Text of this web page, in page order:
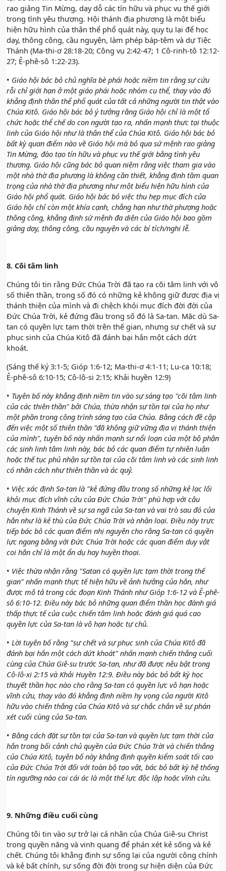
rao giảng Tin Mừng, dạy dỗ các tín hữu và phục vụ thế giới
trong tình yêu thương. Hội thánh địa phương là một biểu
hiện hữu hình của thân thể phổ quát này, quy tụ lại để học
dạy, thông công, cầu nguyện, làm phép báp-têm và dự Tiệc
Thánh (Ma-thi-ơ 28:18-20; Công vụ 2:42-47; 1 Cô-rinh-tô 12:12-
27; Ê-phê-sô 1:22-23).
• Giáo hội bác bỏ chủ nghĩa bè phái hoặc niềm tin rằng sự cứu
rỗi chỉ giới hạn ở một giáo phái hoặc nhóm cụ thể, thay vào đó
khẳng định thân thể phổ quát của tất cả những người tin thật vào
Chúa Kitô. Giáo hội bác bỏ ý tưởng rằng Giáo hội chỉ là một tổ
chức hoặc thể chế do con người tạo ra, nhấn mạnh thực tại thuộc
linh của Giáo hội như là thân thể của Chúa Kitô. Giáo hội bác bỏ
bất kỳ quan điểm nào về Giáo hội mà bỏ qua sứ mệnh rao giảng
Tin Mừng, đào tạo tín hữu và phục vụ thế giới bằng tình yêu
thương. Giáo hội cũng bác bỏ quan niệm rằng việc tham gia vào
một nhà thờ địa phương là không cần thiết, khẳng định tầm quan
trọng của nhà thờ địa phương như một biểu hiện hữu hình của
Giáo hội phổ quát. Giáo hội bác bỏ việc thu hẹp mục đích của
Giáo hội chỉ còn một khía cạnh, chẳng hạn như thờ phượng hoặc
thông công, khẳng định sứ mệnh đa diện của Giáo hội bao gồm
giảng dạy, thông công, cầu nguyện và các bí tích/nghi lễ.
8. Cõi tâm linh
Chúng tôi tin rằng Đức Chúa Trời đã tạo ra cõi tâm linh với vô
số thiên thần, trong số đó có những kẻ không giữ được địa vị
thánh thiện của mình và đi chệch khỏi mục đích đời đời của
Đức Chúa Trời, kẻ đứng đầu trong số đó là Sa-tan. Mặc dù Sa-
tan có quyền lực tạm thời trên thế gian, nhưng sự chết và sự
phục sinh của Chúa Kitô đã đánh bại hắn một cách dứt
khoát.
(Sáng thế ký 3:1-5; Gióp 1:6-12; Ma-thi-ơ 4:1-11; Lu-ca 10:18;
Ê-phê-sô 6:10-15; Cô-lô-si 2:15; Khải huyền 12:9)
• Tuyên bố này khẳng định niềm tin vào sự sáng tạo "cõi tâm linh
của các thiên thần" bởi Chúa, thừa nhận sự tồn tại của họ như
một phần trong công trình sáng tạo của Chúa. Bằng cách đề cập
đến việc một số thiên thần "đã không giữ vững địa vị thánh thiện
của mình", tuyên bố này nhấn mạnh sự nổi loạn của một bộ phận
các sinh linh tâm linh này, bác bỏ các quan điểm tự nhiên luận
hoặc thế tục phủ nhận sự tồn tại của cõi tâm linh và các sinh linh
có nhân cách như thiên thần và ác quỷ.
• Việc xác định Sa-tan là "kẻ đứng đầu trong số những kẻ lạc lối
khỏi mục đích vĩnh cửu của Đức Chúa Trời" phù hợp với câu
chuyện Kinh Thánh về sự sa ngã của Sa-tan và vai trò sau đó của
hắn như là kẻ thù của Đức Chúa Trời và nhân loại. Điều này trực
tiếp bác bỏ các quan điểm nhị nguyên cho rằng Sa-tan có quyền
lực ngang bằng với Đức Chúa Trời hoặc các quan điểm duy vật
coi hắn chỉ là một ẩn dụ hay huyền thoại.
• Việc thừa nhận rằng "Satan có quyền lực tạm thời trong thế
gian" nhấn mạnh thực tế hiện hữu về ảnh hưởng của hắn, như
được mô tả trong các đoạn Kinh Thánh như Gióp 1:6-12 và Ê-phê-
sô 6:10-12. Điều này bác bỏ những quan điểm thần học đánh giá
thấp thực tế của cuộc chiến tâm linh hoặc đánh giá quá cao
quyền lực của Sa-tan là vô hạn hoặc tự chủ.
• Lời tuyên bố rằng "sự chết và sự phục sinh của Chúa Kitô đã
đánh bại hắn một cách dứt khoát" nhấn mạnh chiến thắng cuối
cùng của Chúa Giê-su trước Sa-tan, như đã được nêu bật trong
Cô-lô-xi 2:15 và Khải Huyền 12:9. Điều này bác bỏ bất kỳ học
thuyết thần học nào cho rằng Sa-tan có quyền lực vô hạn hoặc
vĩnh cửu, thay vào đó khẳng định niềm hy vọng của người Kitô
hữu vào chiến thắng của Chúa Kitô và sự chắc chắn về sự phán
xét cuối cùng của Sa-tan.
• Bằng cách đặt sự tồn tại của Sa-tan và quyền lực tạm thời của
hắn trong bối cảnh chủ quyền của Đức Chúa Trời và chiến thắng
của Chúa Kitô, tuyên bố này khẳng định quyền kiểm soát tối cao
của Đức Chúa Trời đối với toàn bộ tạo vật, bác bỏ bất kỳ hệ thống
tín ngưỡng nào coi cái ác là một thế lực độc lập hoặc vĩnh cửu.
9. Những điều cuối cùng
Chúng tôi tin vào sự trở lại cá nhân của Chúa Giê-su Christ
trong quyền năng và vinh quang để phán xét kẻ sống và kẻ
chết. Chúng tôi khẳng định sự sống lại của người công chính
và kẻ bất chính, sự sống đời đời trong sự hiện diện của Đức